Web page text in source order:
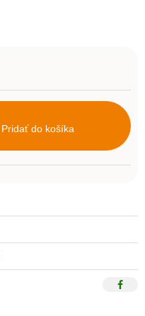
Pridať do košíka